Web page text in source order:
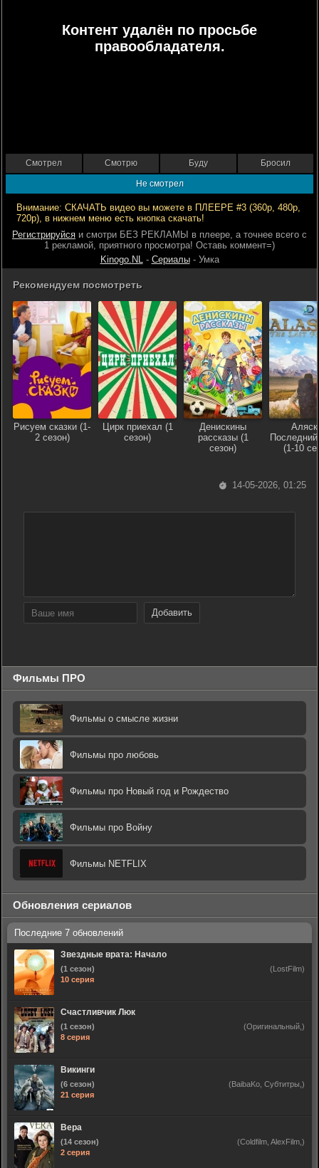
Контент удалён по просьбе
правообладателя.
Смотрел Смотрю Буду Бросил
Не смотрел
Внимание: СКАЧАТЬ видео вы можете в ПЛЕЕРЕ #3 (360р, 480р,
720р), в нижнем меню есть кнопка скачать!
Регистрируйся и смотри БЕЗ РЕКЛАМЫ в плеере, а точнее всего с
1 рекламой, приятного просмотра! Оставь коммент=)
Kinogo.NL- Сериалы- Умка
Рекомендуем посмотреть
Рисуем сказки (1-
2 сезон)
Цирк приехал (1
сезон)
Денискины
рассказы (1
сезон)
(1-10
14-05-2026, 01:25
Добавить
Фильмы ПРО
Фильмы о смысле жизни
Фильмы про любовь
Фильмы про Новый год и Рождество
Фильмы про Войну
Фильмы NETFLIX
Обновления сериалов
Звездные врата: Начало
(1 сезон)
10 серия
(LostFilm)
Счастливчик Люк
(1 сезон)
8 серия
(Оригинальный,)
Викинги
(6 сезон)
21 серия
(BaibaKo, Субтитры,)
Вера
(14 сезон)
2 серия
(Coldfilm, AlexFilm,)